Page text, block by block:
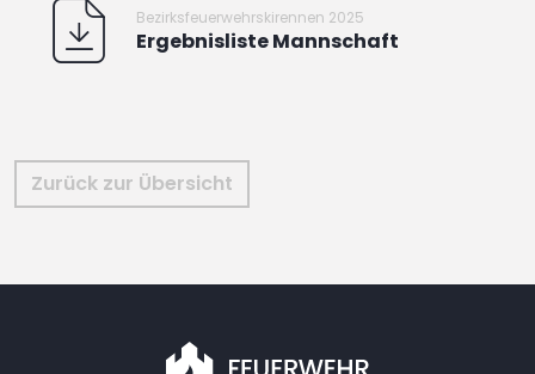
Bezirksfeuerwehrskirennen 2025
Ergebnisliste Mannschaft
Zurück zur Übersicht